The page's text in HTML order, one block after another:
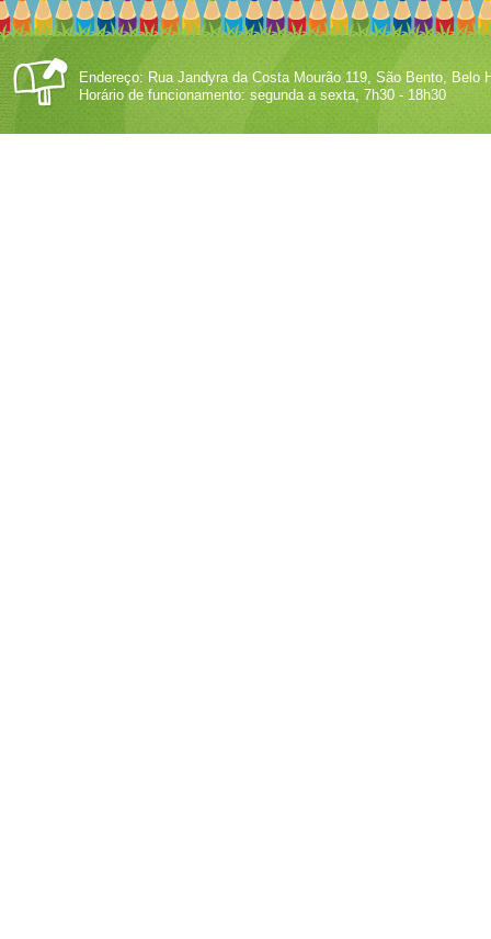
Endereço: Rua Jandyra da Costa Mourão 119, São Bento, Belo
Horário de funcionamento: segunda a sexta, 7h30 - 18h30